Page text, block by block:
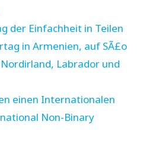
der Einfachheit in Teilen
in Armenien, auf SÃ£o
Labrador und
einen Internationalen
Non-Binary